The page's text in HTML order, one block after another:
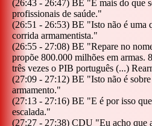
(26:43 - 26:47) BE "É mais do que
profissionais de saúde."
(26:51 - 26:53) BE "Isto não é uma
corrida armamentista."
(26:55 - 27:08) BE "Repare no
propõe 800.000 milhões em armas.
três vezes o PIB português (...)
(27:09 - 27:12) BE "Isto não é
armamento."
(27:13 - 27:16) BE "E é por isso
escalada."
(27:27 - 27:38) CDU "Eu acho que